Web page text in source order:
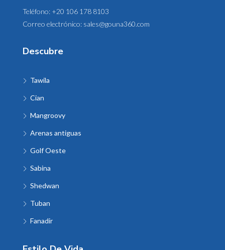
Teléfono: +20 106 178 8103
Correo electrónico: sales@gouna360.com
Descubre
Tawila
Cian
Mangroovy
Arenas antiguas
Golf Oeste
Sabina
Shedwan
Tuban
Fanadir